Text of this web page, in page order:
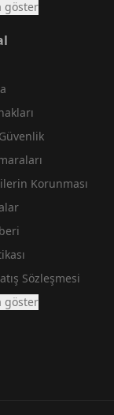
göster
Korunması
Sözleşmesi
göster